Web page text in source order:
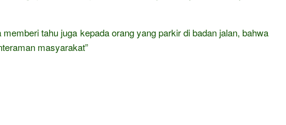
tahu juga kepada orang yang parkir di badan jalan, bahwa
masyarakat”